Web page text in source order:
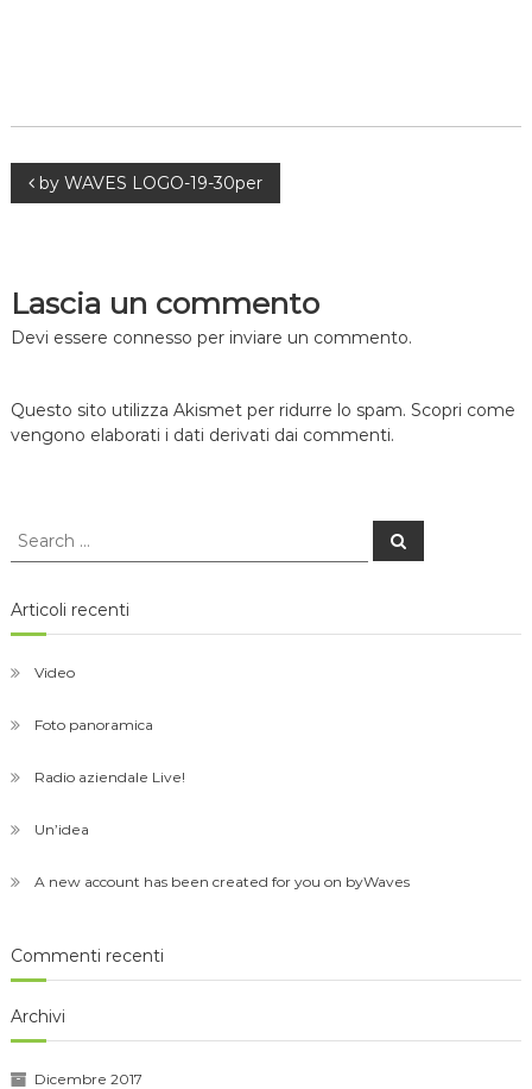
Navigazione
by WAVES LOGO-19-30per
Lascia un commento
Devi essere connesso per inviare un commento.
Questo sito utilizza Akismet per ridurre lo spam. Scopri come
vengono elaborati i dati derivati dai commenti.
Search
Search
Articoli recenti
Video
Foto panoramica
Radio aziendale Live!
Un’idea
A new account has been created for you on byWaves
Commenti recenti
Archivi
Dicembre 2017